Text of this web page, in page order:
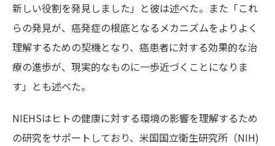
新しい役割を発見しました」と彼は述べた。また「これ
らの発見が、癌発症の根底となるメカニズムをよりよく
理解するための契機となり、癌患者に対する効果的な治
療の進歩が、現実的なものに一歩近づくことになりま
す」とも述べた。
NIEHSはヒトの健康に対する環境の影響を理解するため
の研究をサポートしており、米国国立衛生研究所（NIH)